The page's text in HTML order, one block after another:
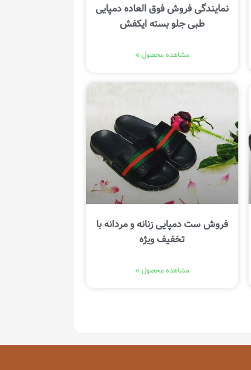
نمایندگی فروش فوق العاده دمپایی
طبی جلو بسته ایکفش
مشاهده محصول »
فروش ست دمپایی زنانه و مردانه با
تخفیف ویژه
مشاهده محصول »